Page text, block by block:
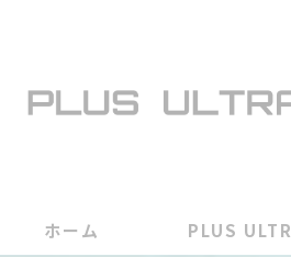
ホーム PLUS